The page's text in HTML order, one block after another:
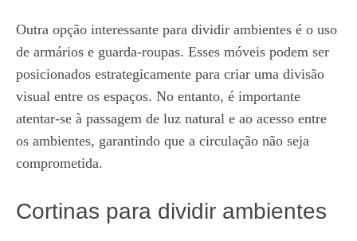
Outra opção interessante para dividir ambientes é o uso
de armários e guarda-roupas. Esses móveis podem ser
posicionados estrategicamente para criar uma divisão
visual entre os espaços. No entanto, é importante
atentar-se à passagem de luz natural e ao acesso entre
os ambientes, garantindo que a circulação não seja
comprometida.
Cortinas para dividir ambientes